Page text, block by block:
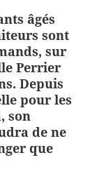
âgés
sont
sur
Perrier
Depuis
pour les
son
de ne
que